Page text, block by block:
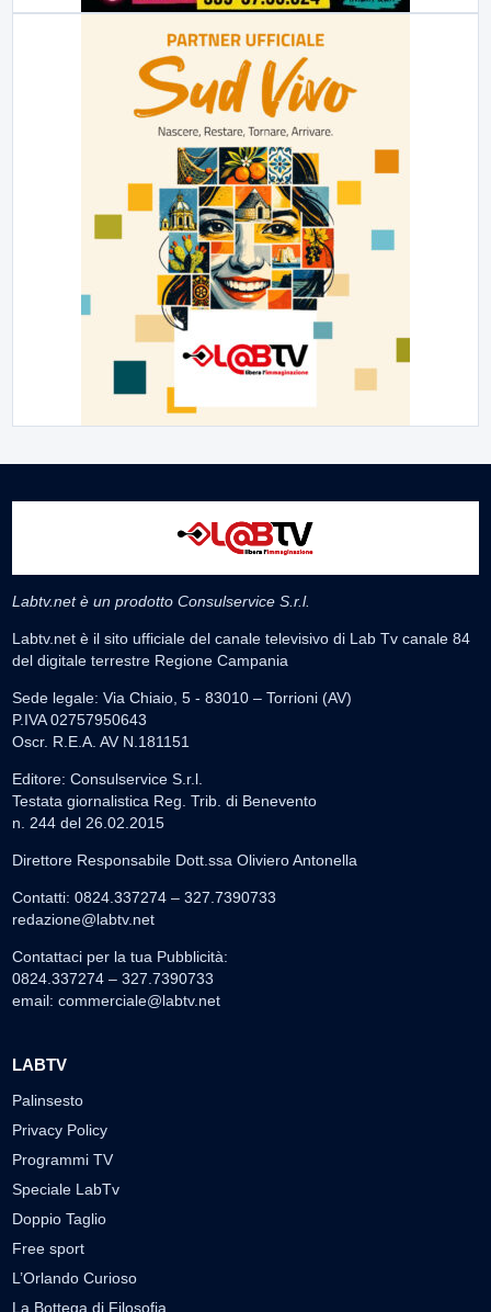
Labtv.net è un prodotto Consulservice S.r.l.
Labtv.net è il sito ufficiale del canale televisivo di Lab Tv canale 84
del digitale terrestre Regione Campania
Sede legale: Via Chiaio, 5 - 83010 – Torrioni (AV)
P.IVA 02757950643
Oscr. R.E.A. AV N.181151
Editore: Consulservice S.r.l.
Testata giornalistica Reg. Trib. di Benevento
n. 244 del 26.02.2015
Direttore Responsabile Dott.ssa Oliviero Antonella
Contatti: 0824.337274 – 327.7390733
redazione@labtv.net
Contattaci per la tua Pubblicità:
0824.337274 – 327.7390733
email: commerciale@labtv.net
LABTV
Palinsesto
Privacy Policy
Programmi TV
Speciale LabTv
Doppio Taglio
Free sport
L’Orlando Curioso
La Bottega di Filosofia